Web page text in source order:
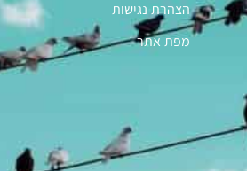
הצהרת נגישות
מפת אתר